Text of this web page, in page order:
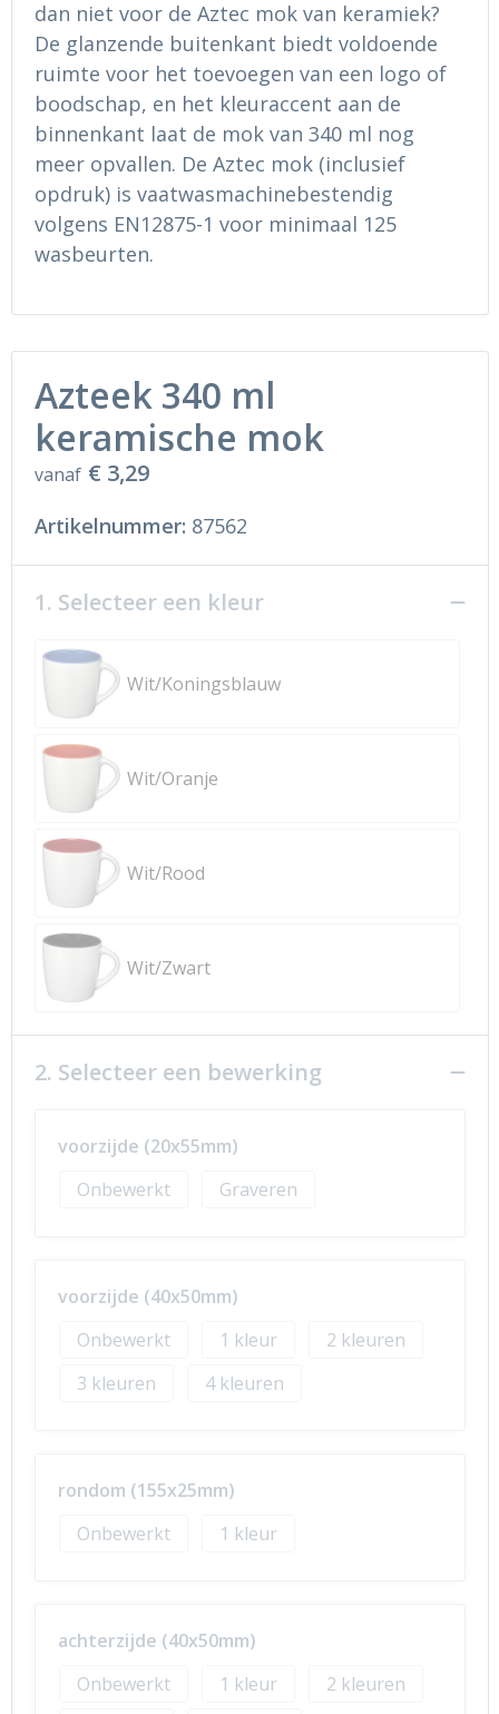
Ondergoed en Sokken
Regenkleding
Gereedschap
Schoenen
Hoofdbescherming
Sokken en Nachtkleding
Regenkleding
Schoenen
Gilets
dan niet voor de Aztec mok van keramiek?
De glanzende buitenkant biedt voldoende
ruimte voor het toevoegen van een logo of
boodschap, en het kleuraccent aan de
binnenkant laat de mok van 340 ml nog
meer opvallen. De Aztec mok (inclusief
opdruk) is vaatwasmachinebestendig
volgens EN12875-1 voor minimaal 125
wasbeurten.
Azteek 340 ml
keramische mok
vanaf € 3,29
Artikelnummer: 87562
1. Selecteer een kleur
Wit/Koningsblauw
Wit/Oranje
Wit/Rood
Wit/Zwart
2. Selecteer een bewerking
voorzijde (20x55mm)
Onbewerkt
Graveren
voorzijde (40x50mm)
Onbewerkt
1
2
3
4
rondom (155x25mm)
Onbewerkt
1
achterzijde (40x50mm)
Onbewerkt
1
2